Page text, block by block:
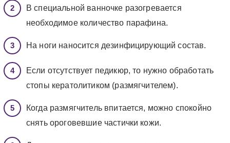
В специальной ванночке разогревается
необходимое количество парафина.
На ноги наносится дезинфицирующий состав.
Если отсутствует педикюр, то нужно обработать
стопы кератолитиком (размягчителем).
Когда размягчитель впитается, можно спокойно
снять ороговевшие частички кожи.